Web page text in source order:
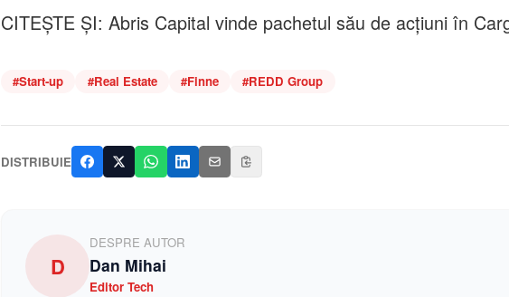
CITEȘTE ȘI: Abris Capital vinde pachetul său de acțiuni în
#Start-up #Real Estate #Finne #REDD Group
DISTRIBUIE
D
DESPRE AUTOR
Dan Mihai
Editor Tech